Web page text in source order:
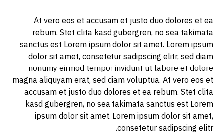
At vero eos et accusam et justo duo dolores et ea
rebum. Stet clita kasd gubergren, no sea takimata
sanctus est Lorem ipsum dolor sit amet. Lorem ipsum
dolor sit amet, consetetur sadipscing elitr, sed diam
nonumy eirmod tempor invidunt ut labore et dolore
magna aliquyam erat, sed diam voluptua. At vero eos et
accusam et justo duo dolores et ea rebum. Stet clita
kasd gubergren, no sea takimata sanctus est Lorem
ipsum dolor sit amet. Lorem ipsum dolor sit amet,
consetetur sadipscing elitr.